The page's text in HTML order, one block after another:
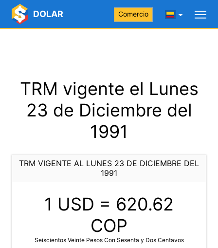
DOLAR Comercio
TRM vigente el Lunes
23 de Diciembre del
1991
TRM VIGENTE AL LUNES 23 DE DICIEMBRE DEL
1991
1 USD = 620.62
COP
Seiscientos Veinte Pesos Con Sesenta y Dos Centavos